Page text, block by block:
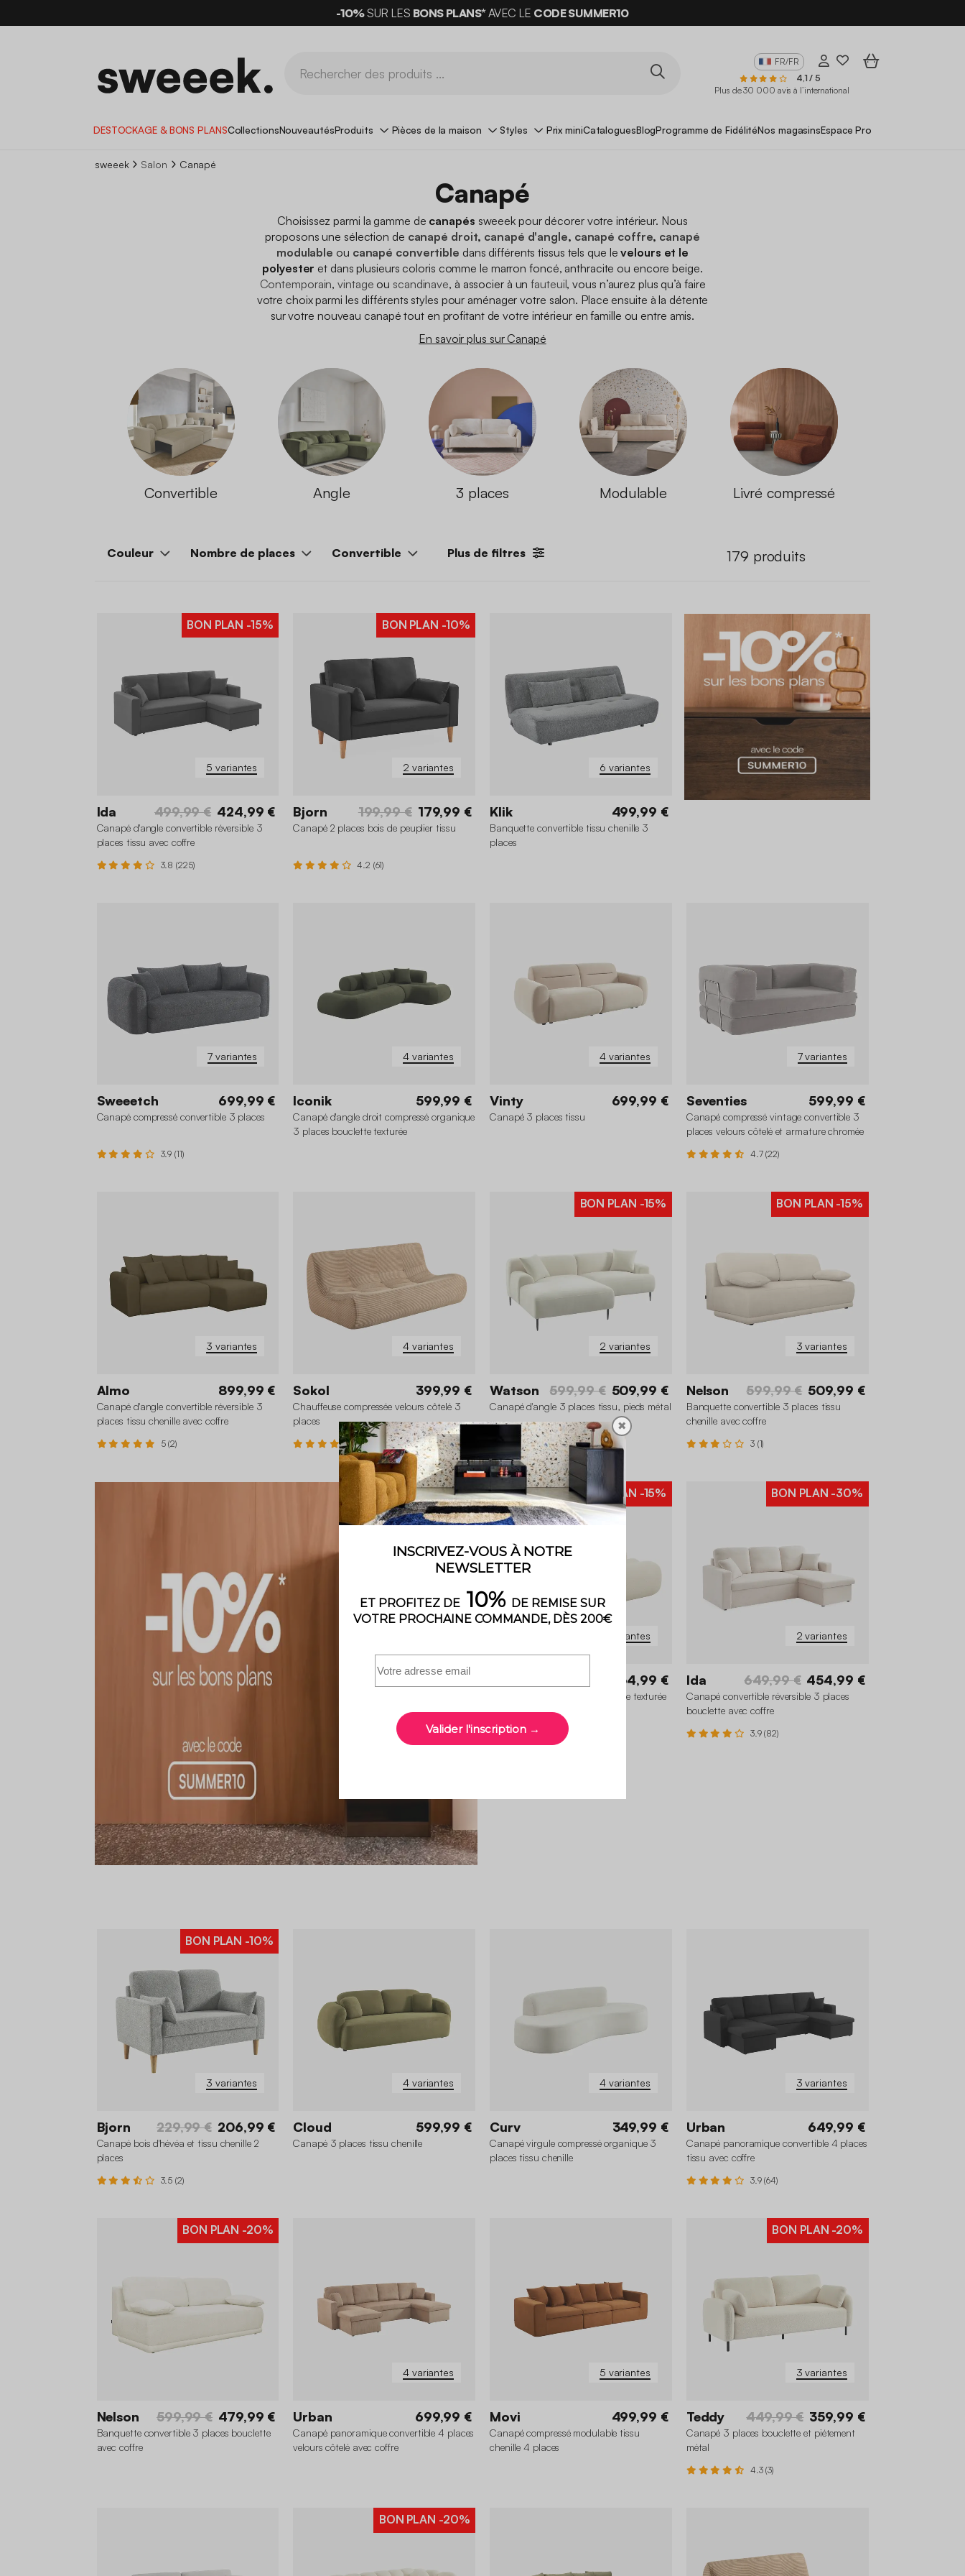
-10%SUR LES BONS PLANS*AVEC LE CODE SUMMER10
FR/FR
4,1 / 5
Plus de 30 000 avis à l’international
DESTOCKAGE & BONS PLANSCollectionsNouveautésProduits Pièces de la maison Styles Prix miniCataloguesBlogProgramme de FidélitéNos magasinsEspace Pro
sweeek Salon Canapé
Canapé
Choisissez parmi la gamme de canapés sweeek pour décorer votre intérieur. Nous
proposons une sélection de canapé droit, canapé d'angle, canapé coffre, canapé
modulable ou canapé convertible dans différents tissus tels que levelours et le
polyester et dans plusieurs coloris comme le marron foncé, anthracite ou encore beige.
Contemporain,vintage ou scandinave, à associer à unfauteuil, vous n’aurez plus qu’à faire
votre choix parmi les différents styles pour aménager votre salon. Place ensuite à la détente
sur votre nouveau canapé tout en profitant de votre intérieur en famille ou entre amis.
En savoir plus sur Canapé
Convertible Angle 3 places Modulable Livré compressé
Couleur Nombre de places Convertible Plus de filtres 179 produits
5 variantes
BON PLAN -15%
Ida 499,99 € 424,99 €
Canapé d'angle convertible réversible 3
places tissu avec coffre
3.8 (225)
2 variantes
BON PLAN -10%
Bjorn 199,99 € 179,99 €
Canapé 2 places bois de peuplier tissu
4.2 (61)
6 variantes
Klik 499,99 €
Banquette convertible tissu chenille 3
places
7 variantes
Sweeetch 699,99 €
Canapé compressé convertible 3 places
3.9 (11)
4 variantes
Iconik 599,99 €
Canapé d'angle droit compressé organique
3 places bouclette texturée
4 variantes
Vinty 699,99 €
Canapé 3 places tissu
7 variantes
Seventies 599,99 €
Canapé compressé vintage convertible 3
places velours côtelé et armature chromée
4.7 (22)
3 variantes
Almo 899,99 €
Canapé d'angle convertible réversible 3
places tissu chenille avec coffre
5 (2)
4 variantes
Sokol 399,99 €
Chauffeuse compressée velours côtelé 3
places
4.3 (124)
Méridienne à gauche
Méridienne à droite
2 variantes
BON PLAN -15%
Watson 599,99 € 509,99 €
Canapé d'angle 3 places tissu, pieds métal
3 variantes
BON PLAN -15%
Nelson 599,99 € 509,99 €
Banquette convertible 3 places tissu
chenille avec coffre
3 (1)
5 variantes
BON PLAN -15%
254,99 €
Chauffeuse compressée bouclette texturée
2 places
2 variantes
BON PLAN -30%
Ida 649,99 € 454,99 €
Canapé convertible réversible 3 places
bouclette avec coffre
3.9 (82)
3 variantes
BON PLAN -10%
Bjorn 229,99 € 206,99 €
Canapé bois d'hévéa et tissu chenille 2
places
3.5 (2)
4 variantes
Cloud 599,99 €
Canapé 3 places tissu chenille
4 variantes
Curv 349,99 €
Canapé virgule compressé organique 3
places tissu chenille
3 variantes
Urban 649,99 €
Canapé panoramique convertible 4 places
tissu avec coffre
3.9 (64)
BON PLAN -20%
Nelson 599,99 € 479,99 €
Banquette convertible 3 places bouclette
avec coffre
4 variantes
Urban 699,99 €
Canapé panoramique convertible 4 places
velours côtelé avec coffre
5 variantes
Movi 499,99 €
Canapé compressé modulable tissu
chenille 4 places
3 variantes
BON PLAN -20%
Teddy 449,99 € 359,99 €
Canapé 3 places bouclette et piétement
métal
4.3 (3)
BON PLAN -20%
✖